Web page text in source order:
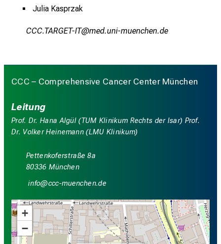
Julia Kasprzak
HHH KFBXNK_EK vimsfDulGvfiuyziu-mi
CCC – Comprehensive Cancer Center München
Leitung
Prof. Dr. Hana Algül (TUM Klinikum Rechts der Isar) Prof.
Dr. Volker Heinemann (LMU Klinikum)
Pettenkoferstraße 8a
80336 München
luwDü
yyy_;vfiuyziWusmi
+
−